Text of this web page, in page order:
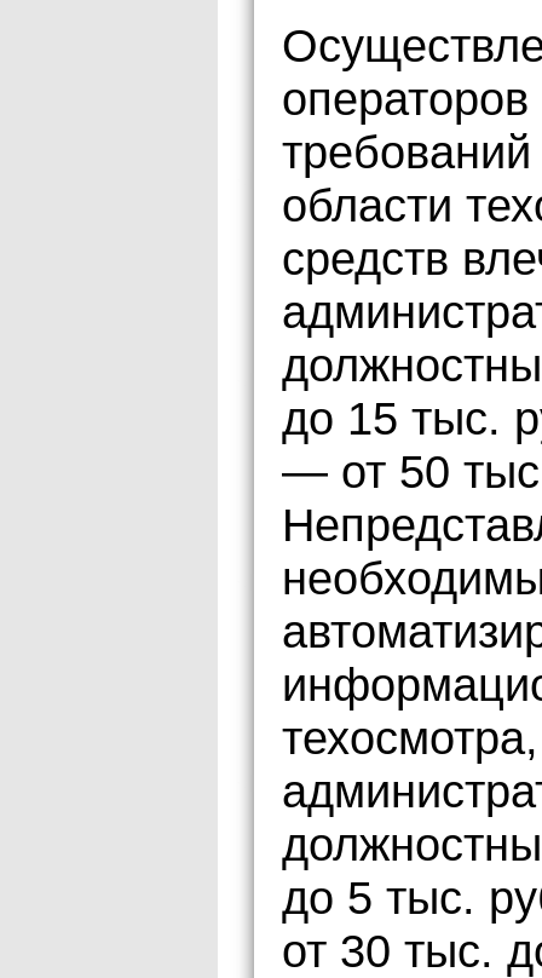
требований
области
средств
до 15 тыс.
— от 50
до 5 тыс.
от 30 тыс.